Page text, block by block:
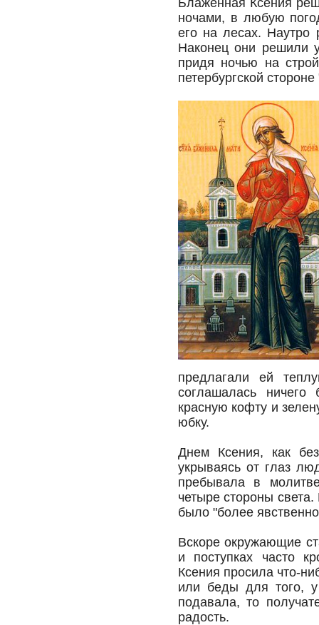
Блаженная Ксения
ночами, в любую
его на лесах. Наутро
Наконец они решили
придя ночью на
петербургской
предлагали ей
соглашалась
красную кофту и
юбку.
Днем Ксения, как
укрываясь от глаз
пребывала в
четыре стороны
было "более
Вскоре окружающие
и поступках часто
Ксения просила что-
или беды для того,
подавала, то
радость.